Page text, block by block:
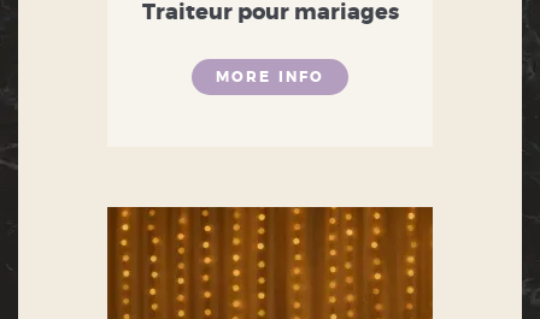
Traiteur pour mariages
MORE INFO